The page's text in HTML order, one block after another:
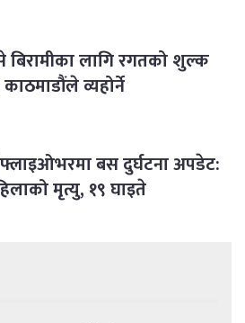
बिरामीका लागि रगतको शुल्क
व्यहोर्ने
फ्लाइओभरमा बस दुर्घटना अपडेट:
मृत्यु, १९ घाइते